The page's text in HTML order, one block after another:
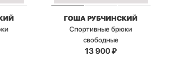
ГОША РУБЧИНСКИЙ
Спортивные брюки
свободные
13 900₽